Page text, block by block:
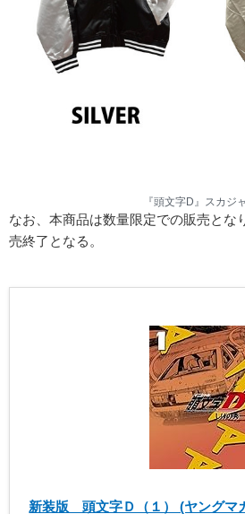
『頭文字D』スカジ
なお、本商品は数量限定での販売とな
売終了となる。
新装版 頭文字Ｄ（１） (ヤングマ